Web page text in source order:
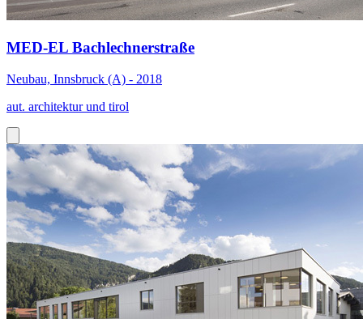
MED-EL Bachlechnerstraße
Neubau, Innsbruck (A) - 2018
aut. architektur und tirol